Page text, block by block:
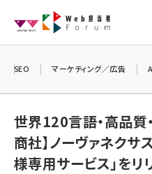
ン
seo (3519)
SEO マーケティング／広告
世界120言語・高品質
商社】ノーヴァネクサ
様専用サービス」をリ